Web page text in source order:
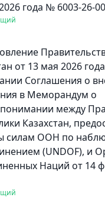
года № 6003-26-
от 13 мая 2026
Соглашения о
в Меморандум о
между
Казахстан,
силам ООН по
(UNDOF), и
Наций от 14